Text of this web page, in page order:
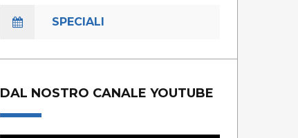
SPECIALI
DAL NOSTRO CANALE YOUTUBE